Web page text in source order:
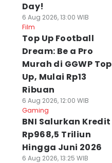
Day!
6 Aug 2026, 13:00 WIB
Film
Top Up Football
Dream: Be a Pro
Murah di GGWP Top
Up, Mulai Rp13
Ribuan
6 Aug 2026, 12:00 WIB
Gaming
BNI Salurkan Kredit
Rp968,5 Triliun
Hingga Juni 2026
6 Aug 2026, 13:25 WIB